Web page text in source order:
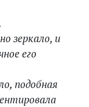
зеркало, и
его
подобная